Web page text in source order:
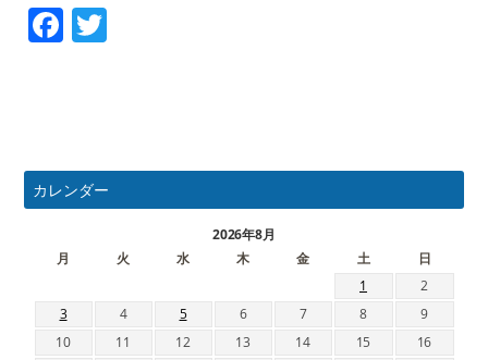
Facebook
カレンダー
2026年8月
月
火 水 木 金 土
日
1
2
3
4 5 6 7 8
9
10
11 12 13 14 15
16